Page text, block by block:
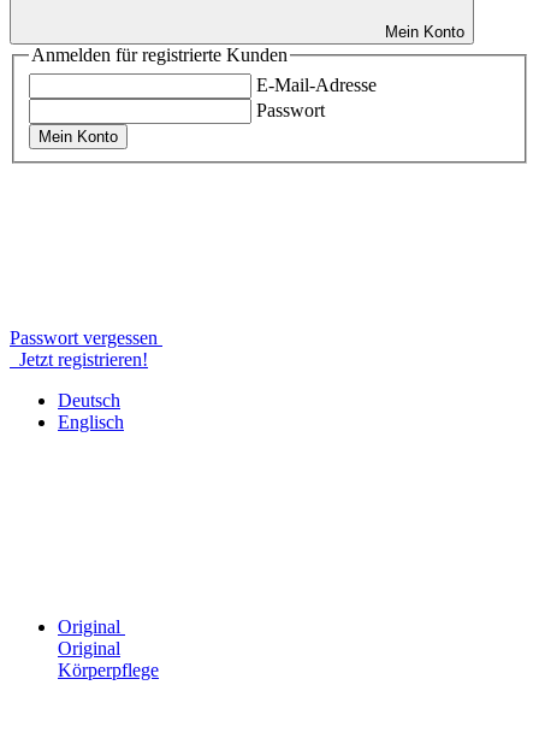
Mein Konto
Anmelden für registrierte Kunden
E-Mail-Adresse
Passwort
Mein Konto
Passwort vergessen
Jetzt registrieren!
Deutsch
Englisch
Original
Original
Körperpflege